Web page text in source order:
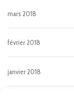
mars 2018
février 2018
janvier 2018